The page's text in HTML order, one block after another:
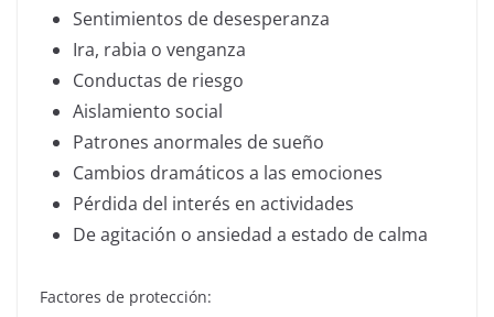
Sentimientos de desesperanza
Ira, rabia o venganza
Conductas de riesgo
Aislamiento social
Patrones anormales de sueño
Cambios dramáticos a las emociones
Pérdida del interés en actividades
De agitación o ansiedad a estado de calma
Factores de protección: